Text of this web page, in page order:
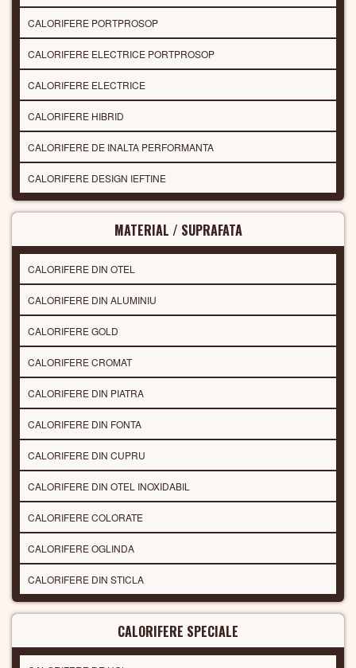
CALORIFERE PORTPROSOP
CALORIFERE ELECTRICE PORTPROSOP
CALORIFERE ELECTRICE
CALORIFERE HIBRID
CALORIFERE DE INALTA PERFORMANTA
CALORIFERE DESIGN IEFTINE
MATERIAL / SUPRAFATA
CALORIFERE DIN OTEL
CALORIFERE DIN ALUMINIU
CALORIFERE GOLD
CALORIFERE CROMAT
CALORIFERE DIN PIATRA
CALORIFERE DIN FONTA
CALORIFERE DIN CUPRU
CALORIFERE DIN OTEL INOXIDABIL
CALORIFERE COLORATE
CALORIFERE OGLINDA
CALORIFERE DIN STICLA
CALORIFERE SPECIALE